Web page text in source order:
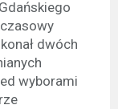
dwóch
wyborami